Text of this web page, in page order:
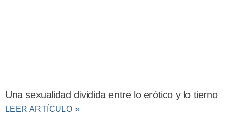
Una sexualidad dividida entre lo erótico y lo tierno
LEER ARTÍCULO »